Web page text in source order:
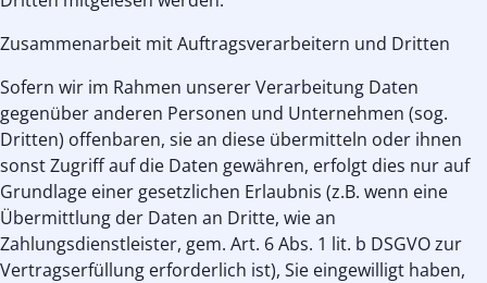
Zusammenarbeit mit Auftragsverarbeitern und Dritten
Sofern wir im Rahmen unserer Verarbeitung Daten
gegenüber anderen Personen und Unternehmen (sog.
Dritten) offenbaren, sie an diese übermitteln oder ihnen
sonst Zugriff auf die Daten gewähren, erfolgt dies nur auf
Grundlage einer gesetzlichen Erlaubnis (z.B. wenn eine
Übermittlung der Daten an Dritte, wie an
Zahlungsdienstleister, gem. Art. 6 Abs. 1 lit. b DSGVO zur
Vertragserfüllung erforderlich ist), Sie eingewilligt haben,